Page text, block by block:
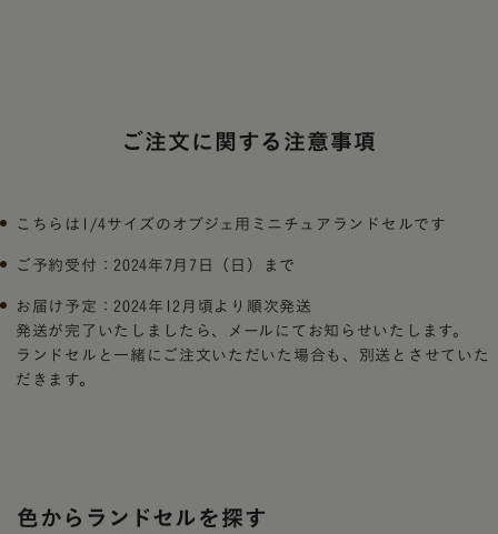
ご注文に関する注意事項
こちらは1/4サイズのオブジェ用ミニチュアランドセルです
ご予約受付：2024年7月7日（日）まで
お届け予定：2024年12月頃より順次発送
発送が完了いたしましたら、メールにてお知らせいたします。
ランドセルと一緒にご注文いただいた場合も、別送とさせていた
だきます。
色からランドセルを探す